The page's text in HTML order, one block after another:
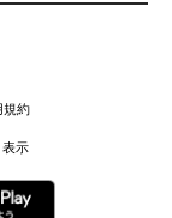
規約
示